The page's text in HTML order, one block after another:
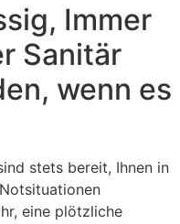
Immer
Sanitär
wenn es
stets bereit, Ihnen in
eine plötzliche